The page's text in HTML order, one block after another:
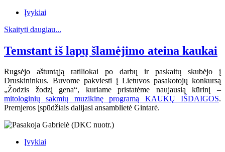
Įvykiai
Skaityti daugiau...
Temstant iš lapų šlamėjimo ateina kaukai
Rugsėjo aštuntąją ratiliokai po darbų ir paskaitų skubėjo į
Druskininkus. Buvome pakviesti į Lietuvos pasakotojų konkursą
„Žodzis žodzį gena“, kuriame pristatėme naujausią kūrinį –
mitologinių sakmių muzikinę programą KAUKŲ IŠDAIGOS.
Premjeros įspūdžiais dalijasi ansamblietė Gintarė.
Įvykiai